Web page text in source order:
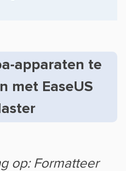
apparaten te
met EaseUS
op: Formatteer